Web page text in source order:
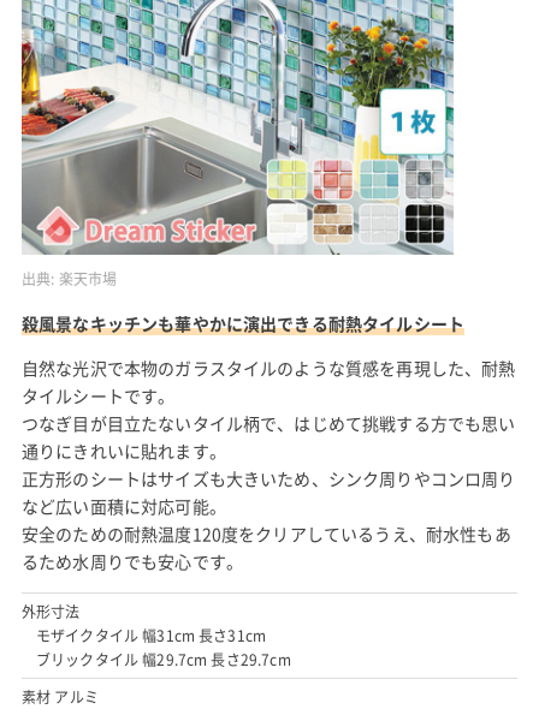
出典: 楽天市場
殺風景なキッチンも華やかに演出できる耐熱タイルシート
自然な光沢で本物のガラスタイルのような質感を再現した、耐熱
タイルシートです。
つなぎ目が目立たないタイル柄で、はじめて挑戦する方でも思い
通りにきれいに貼れます。
正方形のシートはサイズも大きいため、シンク周りやコンロ周り
など広い面積に対応可能。
安全のための耐熱温度120度をクリアしているうえ、耐水性もあ
るため水周りでも安心です。
外形寸法
モザイクタイル 幅31cm 長さ31cm
ブリックタイル 幅29.7cm 長さ29.7cm
素材 アルミ